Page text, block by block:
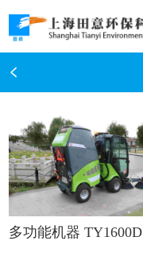
多功能机器 TY1600D